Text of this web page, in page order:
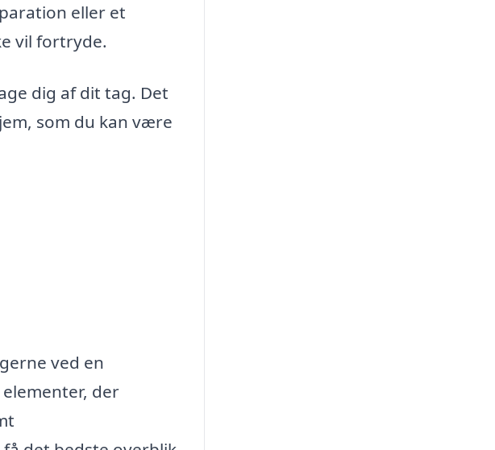
eller et
vil fortryde.
dig af dit tag. Det
som du kan være
ved en
der